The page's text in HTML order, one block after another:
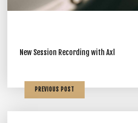
New Session Recording with Axl
PREVIOUS POST